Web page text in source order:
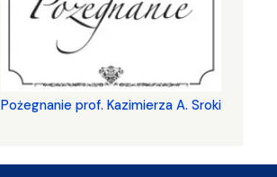
Pożegnanie prof. Kazimierza A. Sroki